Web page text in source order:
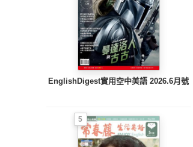
EnglishDigest實用空中美語 2026.6月號
5